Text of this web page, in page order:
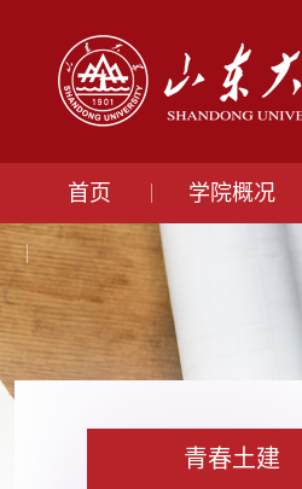
首页 学院概况
青春土建